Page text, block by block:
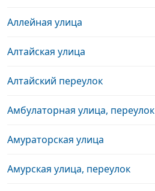
Аллейная улица
Алтайская улица
Алтайский переулок
Амбулаторная улица, переулок
Амураторская улица
Амурская улица, переулок